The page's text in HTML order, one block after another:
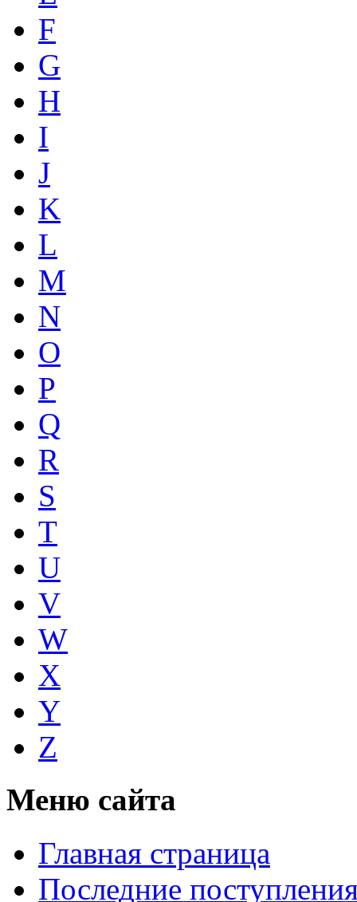
F
G
H
I
J
K
L
M
N
O
P
Q
R
S
T
U
V
W
X
Y
Z
Меню сайта
Главная страница
Последние